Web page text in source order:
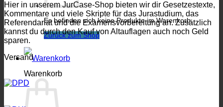
Es befinden sich keine Produkte im Warenkorb.
Zurück zum Shop
Warenkorb
Hier in unserem JurCase-Shop bieten wir dir Gesetzestexte,
Kommentare und viele Skripte für das Jurastudium, das
Referendariat und die Examensvorbereitung an. Zusätzlich
kannst du durch den Kauf von Altauflagen auch noch Geld
sparen.
Versand